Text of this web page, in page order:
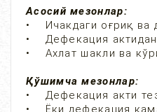
Асосий мезонлар:
• Ичакдаги оғриқ ва
• Дефекация актидан
• Ахлат шакли ва
Қўшимча мезонлар:
• Дефекация акти
• Ёки дефекация